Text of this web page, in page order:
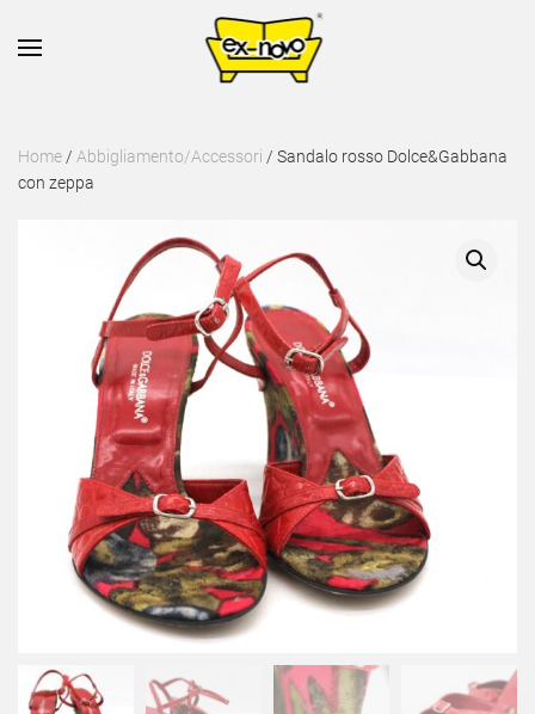
Skip to main content
Home / Abbigliamento/Accessori / Sandalo rosso Dolce&Gabbana
con zeppa